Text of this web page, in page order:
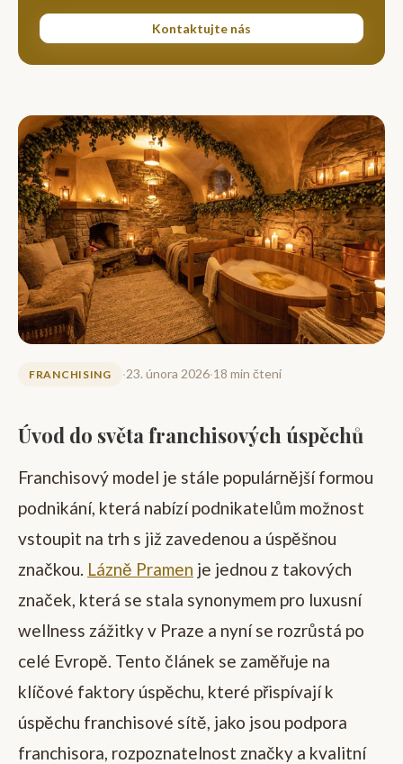
FRANCHISING ·23. února 2026·18 min čtení
Úvod do světa franchisových úspěchů
Franchisový model je stále populárnější formou
podnikání, která nabízí podnikatelům možnost
vstoupit na trh s již zavedenou a úspěšnou
značkou. Lázně Pramen je jednou z takových
značek, která se stala synonymem pro luxusní
wellness zážitky v Praze a nyní se rozrůstá po
celé Evropě. Tento článek se zaměřuje na
klíčové faktory úspěchu, které přispívají k
úspěchu franchisové sítě, jako jsou podpora
franchisora, rozpoznatelnost značky a kvalitní
Kontaktujte nás